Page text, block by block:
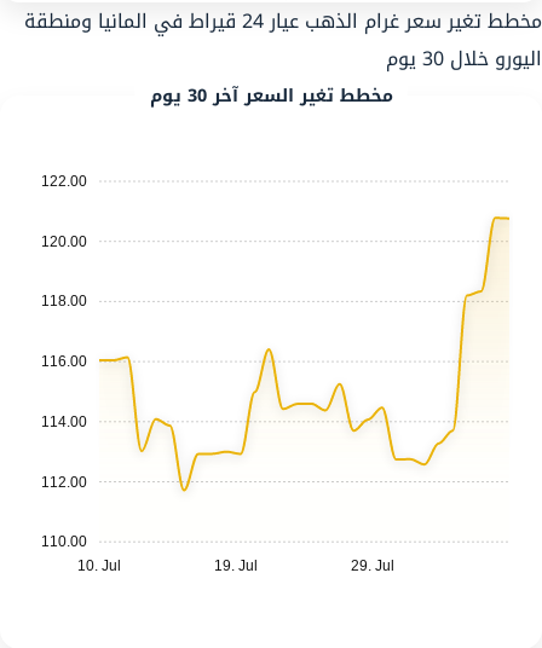
مخطط تغير سعر غرام الذهب عيار 24 قيراط في المانيا ومنطقة
اليورو خلال 30 يوم
مخطط تغير السعر آخر 30 يوم
122.00
120.00
118.00
116.00
114.00
112.00
110.00
10. Jul
19. Jul 29. Jul